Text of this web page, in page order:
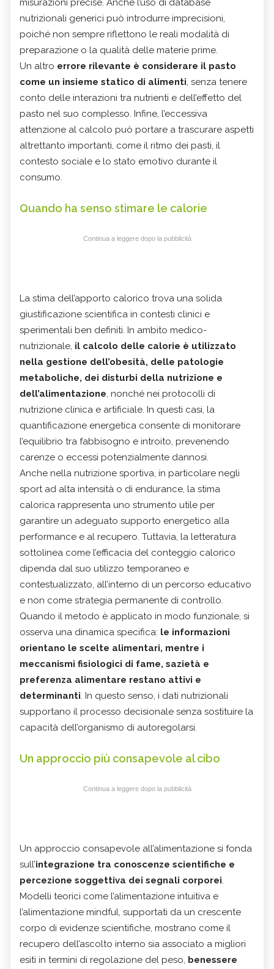
misurazioni precise. Anche l’uso di database
nutrizionali generici può introdurre imprecisioni,
poiché non sempre riflettono le reali modalità di
preparazione o la qualità delle materie prime.
Un altro errore rilevante è considerare il pasto
come un insieme statico di alimenti, senza tenere
conto delle interazioni tra nutrienti e dell’effetto del
pasto nel suo complesso. Infine, l’eccessiva
attenzione al calcolo può portare a trascurare aspetti
altrettanto importanti, come il ritmo dei pasti, il
contesto sociale e lo stato emotivo durante il
consumo.
Quando ha senso stimare le calorie
Continua a leggere dopo la pubblicità
La stima dell’apporto calorico trova una solida
giustificazione scientifica in contesti clinici e
sperimentali ben definiti. In ambito medico-
nutrizionale, il calcolo delle calorie è utilizzato
nella gestione dell’obesità, delle patologie
metaboliche, dei disturbi della nutrizione e
dell’alimentazione, nonché nei protocolli di
nutrizione clinica e artificiale. In questi casi, la
quantificazione energetica consente di monitorare
l’equilibrio tra fabbisogno e introito, prevenendo
carenze o eccessi potenzialmente dannosi.
Anche nella nutrizione sportiva, in particolare negli
sport ad alta intensità o di endurance, la stima
calorica rappresenta uno strumento utile per
garantire un adeguato supporto energetico alla
performance e al recupero. Tuttavia, la letteratura
sottolinea come l’efficacia del conteggio calorico
dipenda dal suo utilizzo temporaneo e
contestualizzato, all’interno di un percorso educativo
e non come strategia permanente di controllo.
Quando il metodo è applicato in modo funzionale, si
osserva una dinamica specifica: le informazioni
orientano le scelte alimentari, mentre i
meccanismi fisiologici di fame, sazietà e
preferenza alimentare restano attivi e
determinanti. In questo senso, i dati nutrizionali
supportano il processo decisionale senza sostituire la
capacità dell’organismo di autoregolarsi.
Un approccio più consapevole al cibo
Continua a leggere dopo la pubblicità
Un approccio consapevole all’alimentazione si fonda
sull’integrazione tra conoscenze scientifiche e
percezione soggettiva dei segnali corporei.
Modelli teorici come l’alimentazione intuitiva e
l’alimentazione mindful, supportati da un crescente
corpo di evidenze scientifiche, mostrano come il
recupero dell’ascolto interno sia associato a migliori
esiti in termini di regolazione del peso, benessere